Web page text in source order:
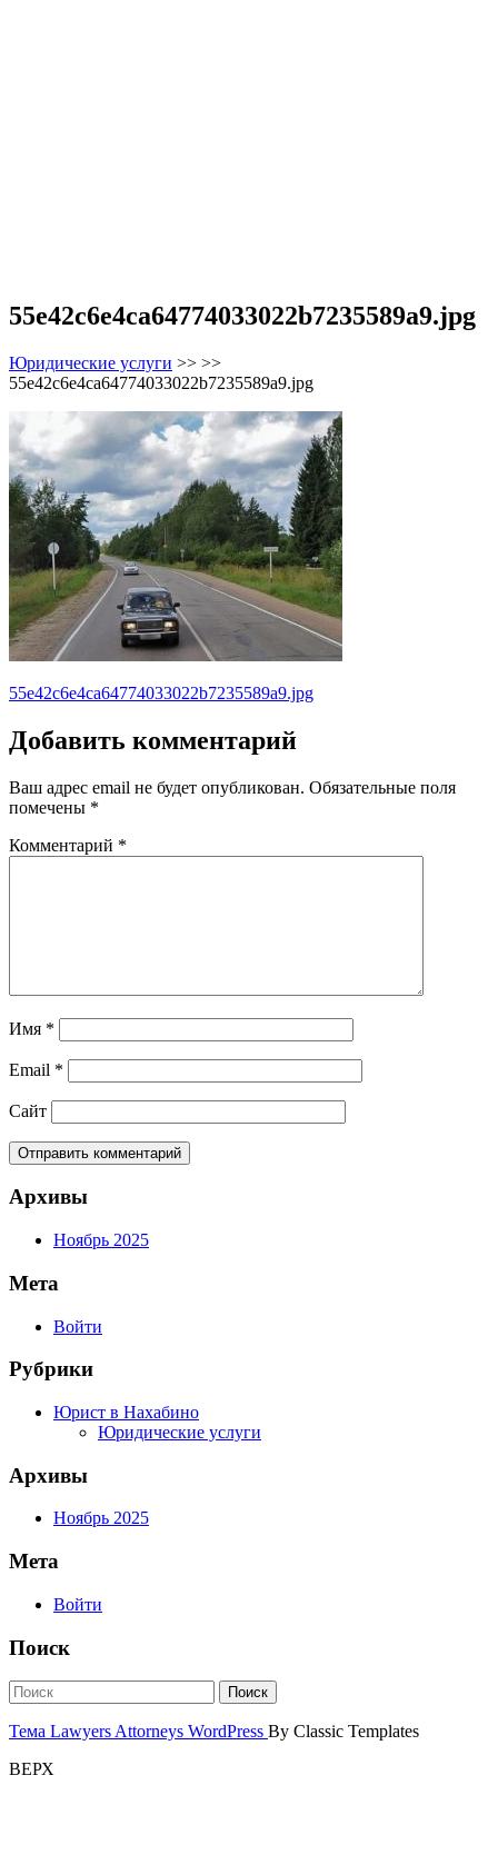
55e42c6e4ca64774033022b7235589a9.jpg
Юридические услуги >> >>
55e42c6e4ca64774033022b7235589a9.jpg
Навигация
по
записям
55e42c6e4ca64774033022b7235589a9.jpg
Добавить комментарий
Ваш адрес email не будет опубликован. Обязательные поля
помечены *
Комментарий *
Имя *
Email *
Сайт
Архивы
Ноябрь 2025
Мета
Войти
Рубрики
Юрист в Нахабино
Юридические услуги
Архивы
Ноябрь 2025
Мета
Войти
Поиск
Тема Lawyers Attorneys WordPress By Classic Templates
ВЕРХ